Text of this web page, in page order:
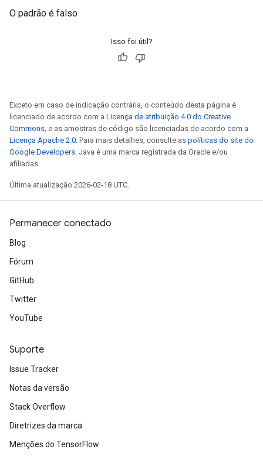
O padrão é falso
Isso foi útil?
Exceto em caso de indicação contrária, o conteúdo desta página é
licenciado de acordo com a Licença de atribuição 4.0 do Creative
Commons, e as amostras de código são licenciadas de acordo com a
Licença Apache 2.0. Para mais detalhes, consulte as políticas do site do
Google Developers. Java é uma marca registrada da Oracle e/ou
afiliadas.
Última atualização 2026-02-18 UTC.
Permanecer conectado
Blog
Fórum
GitHub
Twitter
YouTube
Suporte
Issue Tracker
Notas da versão
Stack Overflow
Diretrizes da marca
Menções do TensorFlow